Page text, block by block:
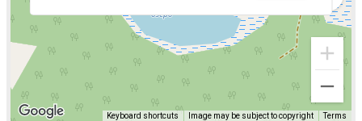
Keyboard shortcuts Image may be subject to copyright Terms